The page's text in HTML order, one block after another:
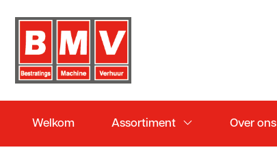
Welkom Assortiment Over ons